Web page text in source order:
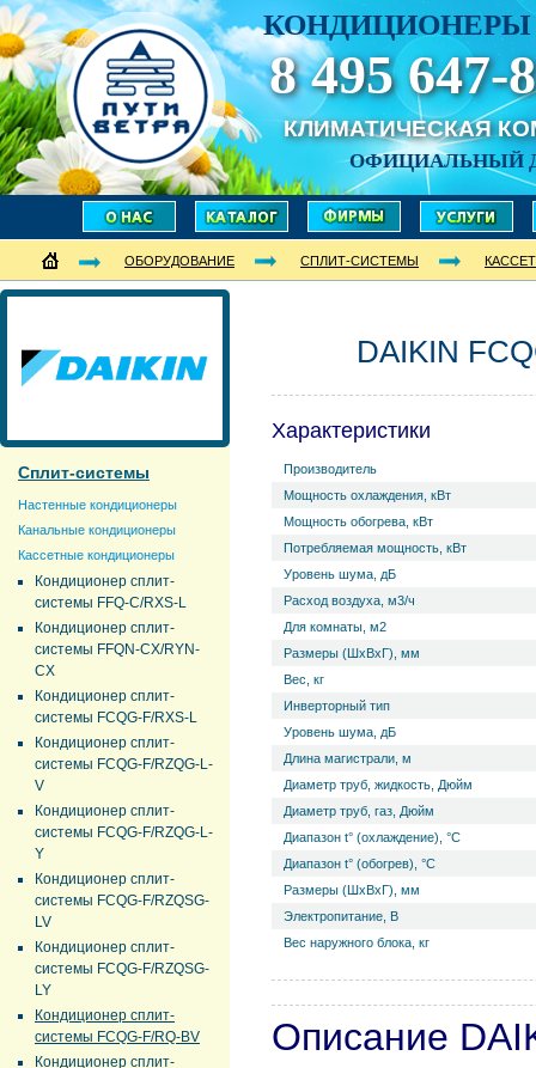
КОНДИЦИОНЕРЫ
8 495 647-
КЛИМАТИЧЕСКАЯ
ОФИЦИАЛЬНЫЙ
ОБОРУДОВАНИЕ СПЛИТ-СИСТЕМЫ
Сплит-системы
Настенные кондиционеры
Канальные кондиционеры
Кассетные кондиционеры
Кондиционер сплит-
системы FFQ-C/RXS-L
Кондиционер сплит-
системы FFQN-CX/RYN-
CX
Кондиционер сплит-
системы FCQG-F/RXS-L
Кондиционер сплит-
системы FCQG-F/RZQG-L-
V
Кондиционер сплит-
системы FCQG-F/RZQG-L-
Y
Кондиционер сплит-
системы FCQG-F/RZQSG-
LV
Кондиционер сплит-
системы FCQG-F/RZQSG-
LY
Кондиционер сплит-
системы FCQG-F/RQ-BV
Кондиционер сплит-
DAIKIN
Характеристики
Производитель
Мощность охлаждения, кВт
Мощность обогрева, кВт
Потребляемая мощность, кВт
Уровень ш­ума, дБ
Расход воздуха, м3/ч
Для комнаты, м2
Размеры (ШхВхГ), мм
Вес, кг
Инверторный тип
Уровень ш­ума, дБ
Длина магистрали, м
Диаметр труб, жидкость, Дюйм
Диаметр труб, газ, Дюйм
Диапазон t° (охлаждение), °С
Диапазон t° (обогрев), °С
Размеры (ШхВхГ), мм
Электропитание, В
Вес наружного блока, кг
Описание